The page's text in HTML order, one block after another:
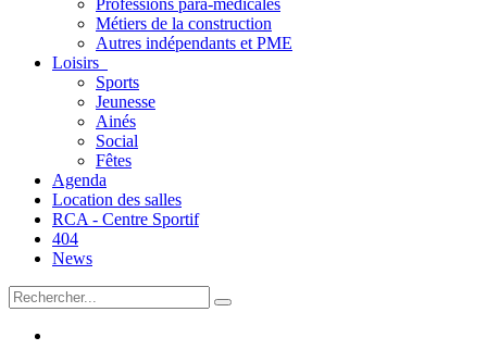
Professions para-médicales
Métiers de la construction
Autres indépendants et PME
Loisirs
Sports
Jeunesse
Ainés
Social
Fêtes
Agenda
Location des salles
RCA - Centre Sportif
404
News